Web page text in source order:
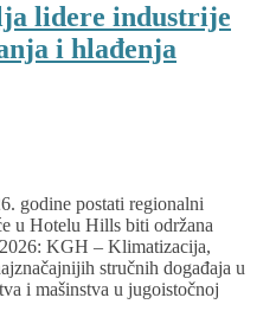
lidere industrije
i hlađenja
godine postati regionalni
u Hotelu Hills biti održana
KGH – Klimatizacija,
stručnih događaja u
i mašinstva u jugoistočnoj